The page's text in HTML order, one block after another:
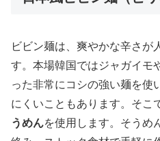
ビビン麺は、爽やかな辛さが
す。本場韓国ではジャガイモ
った非常にコシの強い麺を使
にくいこともあります。そこ
うめんを使用します。そうめ